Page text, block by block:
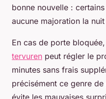
bonne nouvelle :
aucune majoration la
En cas de porte
tervuren peut régler le
minutes sans frais
précisément ce genre